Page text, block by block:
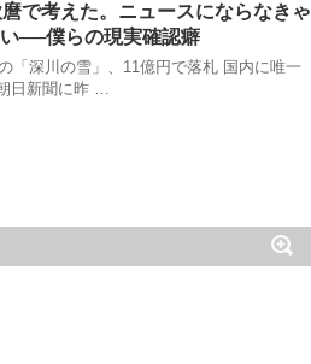
で考えた。ニュースにならなきゃ
──僕らの現実確認癖
「深川の雪」、11億円で落札 国内に唯一
日新聞に昨 …